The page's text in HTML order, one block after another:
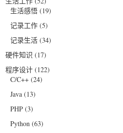
生活感悟 (19)
记录工作 (5)
记录生活 (34)
硬件知识 (17)
程序设计 (122)
C/C++ (24)
Java (13)
PHP (3)
Python (63)